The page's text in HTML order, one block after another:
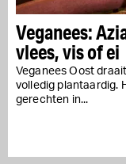
Veganees:
vlees, vis of ei
Veganees Oost
volledig plantaardig.
gerechten in...